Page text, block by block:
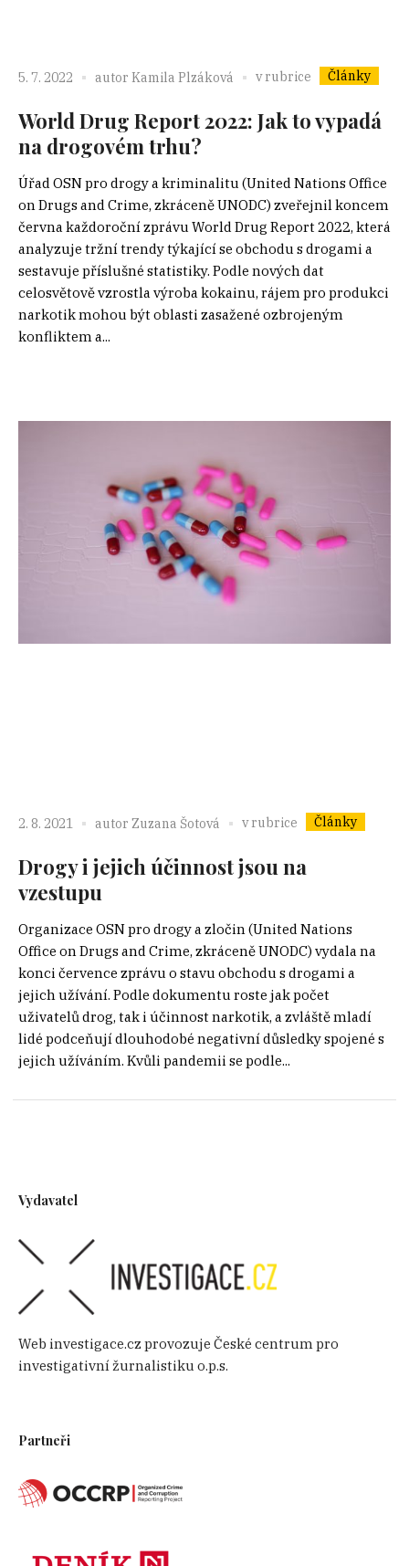
5. 7. 2022 autor Kamila Plzáková v rubrice Články
World Drug Report 2022: Jak to vypadá
na drogovém trhu?
Úřad OSN pro drogy a kriminalitu (United Nations Office
on Drugs and Crime, zkráceně UNODC) zveřejnil koncem
června každoroční zprávu World Drug Report 2022, která
analyzuje tržní trendy týkající se obchodu s drogami a
sestavuje příslušné statistiky. Podle nových dat
celosvětově vzrostla výroba kokainu, rájem pro produkci
narkotik mohou být oblasti zasažené ozbrojeným
konfliktem a...
2. 8. 2021 autor Zuzana Šotová v rubrice Články
Drogy i jejich účinnost jsou na
vzestupu
Organizace OSN pro drogy a zločin (United Nations
Office on Drugs and Crime, zkráceně UNODC) vydala na
konci července zprávu o stavu obchodu s drogami a
jejich užívání. Podle dokumentu roste jak počet
uživatelů drog, tak i účinnost narkotik, a zvláště mladí
lidé podceňují dlouhodobé negativní důsledky spojené s
jejich užíváním. Kvůli pandemii se podle...
Vydavatel
Web investigace.cz provozuje České centrum pro
investigativní žurnalistiku o.p.s.
Partneři